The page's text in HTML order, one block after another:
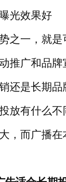
光效果好
之一，就是
推广和品牌
还是长期品
放有什么不
，而广播在